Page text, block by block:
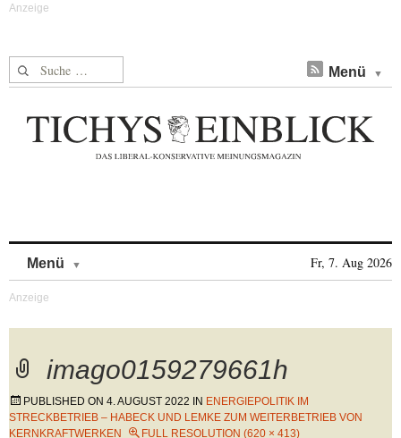
Suche nach: Menü
Menü Fr, 7. Aug 2026
imago0159279661h
PUBLISHED ON 4. AUGUST 2022 IN ENERGIEPOLITIK IM
STRECKBETRIEB – HABECK UND LEMKE ZUM WEITERBETRIEB VON
KERNKRAFTWERKEN
FULL RESOLUTION (620 × 413)